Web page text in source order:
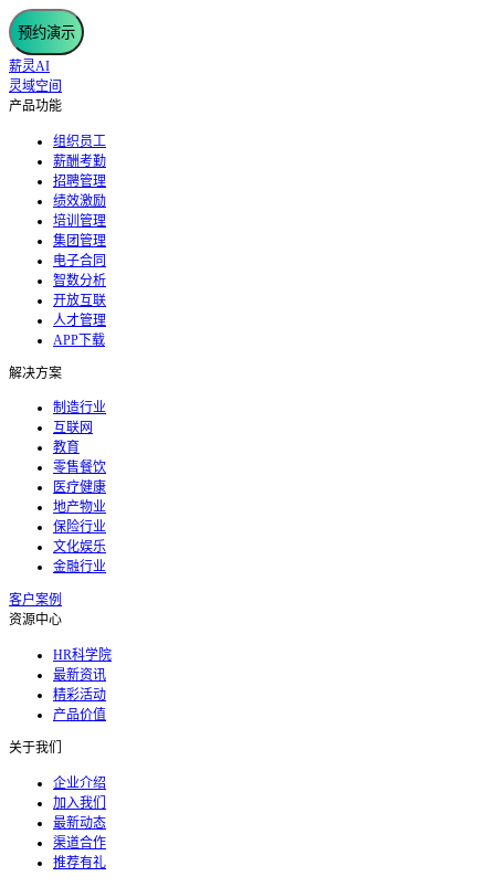
预约演示
薪灵AI
灵域空间
产品功能
组织员工
薪酬考勤
招聘管理
绩效激励
培训管理
集团管理
电子合同
智数分析
开放互联
人才管理
APP下载
解决方案
制造行业
互联网
教育
零售餐饮
医疗健康
地产物业
保险行业
文化娱乐
金融行业
客户案例
资源中心
HR科学院
最新资讯
精彩活动
产品价值
关于我们
企业介绍
加入我们
最新动态
渠道合作
推荐有礼